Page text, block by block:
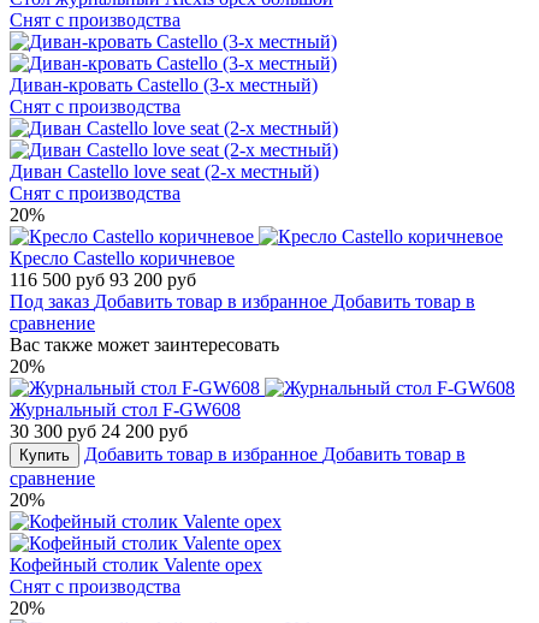
Снят с производства
Диван-кровать Castello (3-х местный)
Снят с производства
Диван Castello love seat (2-х местный)
Снят с производства
20%
Кресло Castello коричневое
116 500 руб 93 200 руб
Под заказ Добавить товар в избранное Добавить товар в
сравнение
Вас также может заинтересовать
20%
Журнальный стол F-GW608
30 300 руб 24 200 руб
Купить Добавить товар в избранное Добавить товар в
сравнение
20%
Кофейный столик Valente орех
Снят с производства
20%